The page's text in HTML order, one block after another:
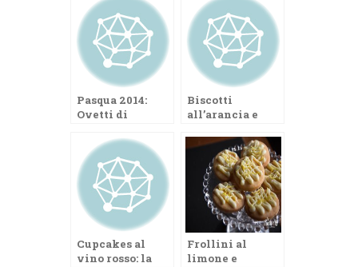
Pasqua 2014:
Ovetti di
panna
Biscotti
all’arancia e
speculoos
Cupcakes al
vino rosso: la
Frollini al
limone e